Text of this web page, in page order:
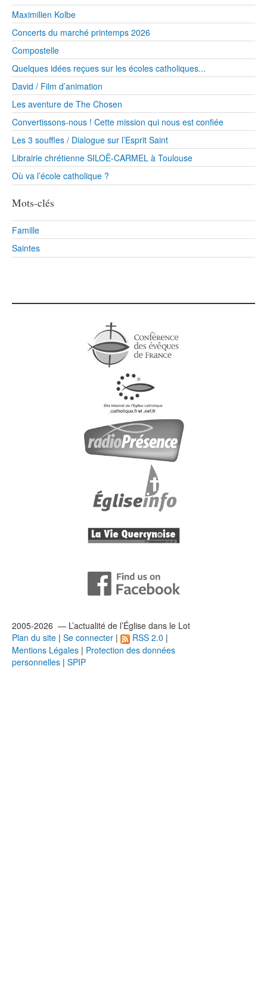
Maximilien Kolbe
Concerts du marché printemps 2026
Compostelle
Quelques idées reçues sur les écoles catholiques...
David / Film d’animation
Les aventure de The Chosen
Convertissons-nous ! Cette mission qui nous est confiée
Les 3 souffles / Dialogue sur l’Esprit Saint
Librairie chrétienne SILOË-CARMEL à Toulouse
Où va l’école catholique ?
Mots-clés
Famille
Saintes
2005-2026 — L’actualité de l’Église dans le Lot
Plan du site | Se connecter | RSS 2.0 |
Mentions Légales | Protection des données
personnelles | SPIP